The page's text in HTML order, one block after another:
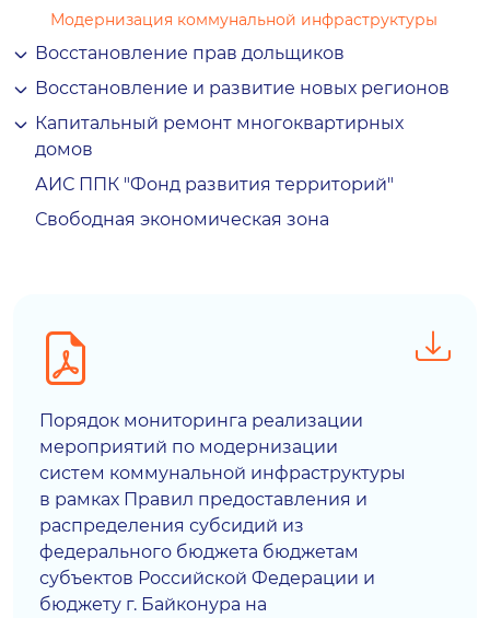
Модернизация коммунальной инфраструктуры
Восстановление прав дольщиков
Восстановление и развитие новых регионов
Капитальный ремонт многоквартирных
домов
АИС ППК "Фонд развития территорий"
Свободная экономическая зона
Порядок мониторинга реализации
мероприятий по модернизации
систем коммунальной инфраструктуры
в рамках Правил предоставления и
распределения субсидий из
федерального бюджета бюджетам
субъектов Российской Федерации и
бюджету г. Байконура на